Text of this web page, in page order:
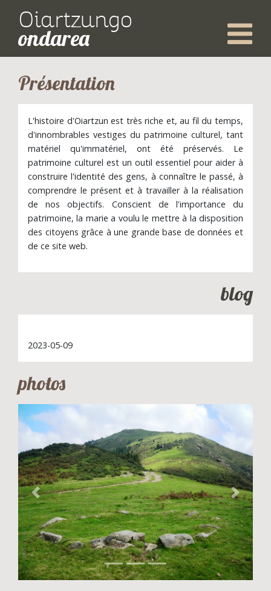
Oiartzungo
ondarea
Présentation
L'histoire d'Oiartzun est très riche et, au fil du temps,
d'innombrables vestiges du patrimoine culturel, tant
matériel qu'immatériel, ont été préservés. Le
patrimoine culturel est un outil essentiel pour aider à
construire l'identité des gens, à connaître le passé, à
comprendre le présent et à travailler à la réalisation
de nos objectifs. Conscient de l'importance du
patrimoine, la marie a voulu le mettre à la disposition
des citoyens grâce à une grande base de données et
de ce site web.
blog
2023-05-09
photos
Previous Next